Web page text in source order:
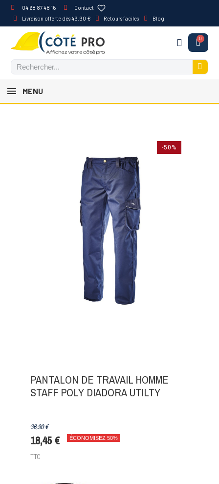
04 68 87 48 16
Contact
Livraison offerte dès 49.90 €
Retours faciles Blog
MENU
-50%
PANTALON DE TRAVAIL HOMME
STAFF POLY DIADORA UTILTY
36,90 €
18,45 € ÉCONOMISEZ 50%
TTC